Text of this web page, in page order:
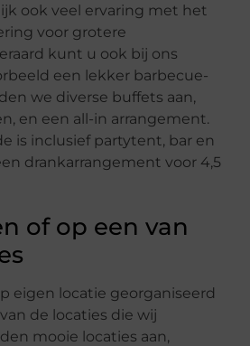
ook veel ervaring met het
voor grotere
kunt u ook bij ons
een lekker barbecue-
we diverse buffets aan,
en een all-in arrangement.
is inclusief partytent, bar en
drankarrangement voor 4,5
of op een van
eigen locatie georganiseerd
de locaties die wij
mooie locaties aan,